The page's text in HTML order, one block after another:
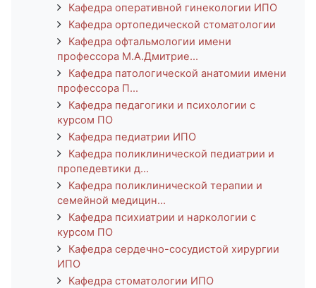
Кафедра оперативной гинекологии ИПО
Кафедра ортопедической стоматологии
Кафедра офтальмологии имени
профессора М.А.Дмитрие...
Кафедра патологической анатомии имени
профессора П...
Кафедра педагогики и психологии с
курсом ПО
Кафедра педиатрии ИПО
Кафедра поликлинической педиатрии и
пропедевтики д...
Кафедра поликлинической терапии и
семейной медицин...
Кафедра психиатрии и наркологии с
курсом ПО
Кафедра сердечно-сосудистой хирургии
ИПО
Кафедра стоматологии ИПО